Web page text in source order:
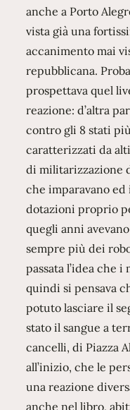
anche a Porto
vista già una
accanimento mai
repubblicana.
prospettava quel
reazione: d’altra
contro gli 8 stati
caratterizzati da
di militarizzazione
che imparavano
dotazioni proprio
quegli anni
sempre più dei
passata l’idea che
quindi si pensava
potuto lasciare il
stato il sangue a
cancelli, di Piazza
all’inizio, che le
una reazione
anche nel libro,